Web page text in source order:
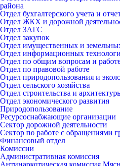
района
Отдел бухгалтерского учета и
Отдел ЖКХ и дорожной
Отдел ЗАГС
Отдел закупок
Отдел имущественных и
Отдел информационных
Отдел по общим вопросам и
Отдел по правовой работе
Отдел природопользования и
Отдел сельского хозяйства
Отдел строительства и
Отдел экономического развития
Природопользование
Ресурсоснабжающие организации
Сектор дорожной деятельности
Сектор по работе с обращениями
Финансовый отдел
Комиссии
Административная комиссия
Антинаркотическая комиссия